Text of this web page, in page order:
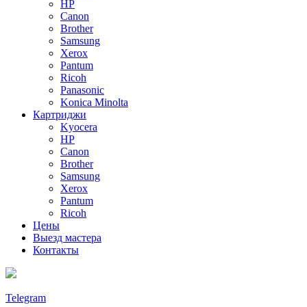
HP
Canon
Brother
Samsung
Xerox
Pantum
Ricoh
Panasonic
Konica Minolta
Картриджи
Kyocera
HP
Canon
Brother
Samsung
Xerox
Pantum
Ricoh
Цены
Выезд мастера
Контакты
Telegram